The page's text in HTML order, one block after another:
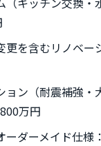
更を含むリノベー
ョン（耐震補強・
万円
ーダーメイド仕様